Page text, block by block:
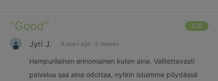
"Good" 4/6
Jyri J. 9 years ago · 5 reviews
Hampurilainen erinomainen kuten aina. Valitettavasti
palvelua saa aina odottaa, nytkin istuimme pöydässä